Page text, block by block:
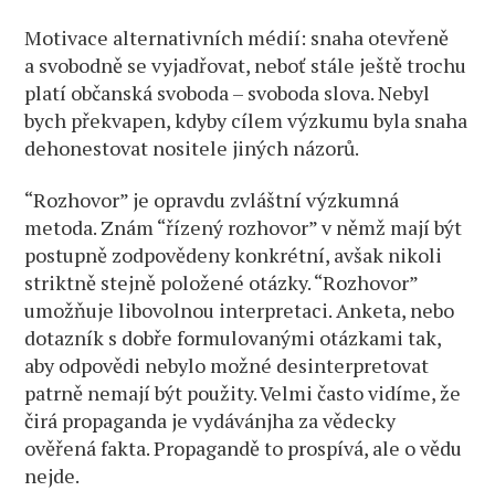
Motivace alternativních médií: snaha otevřeně
a svobodně se vyjadřovat, neboť stále ještě trochu
platí občanská svoboda – svoboda slova. Nebyl
bych překvapen, kdyby cílem výzkumu byla snaha
dehonestovat nositele jiných názorů.
“Rozhovor” je opravdu zvláštní výzkumná
metoda. Znám “řízený rozhovor” v němž mají být
postupně zodpovědeny konkrétní, avšak nikoli
striktně stejně položené otázky. “Rozhovor”
umožňuje libovolnou interpretaci. Anketa, nebo
dotazník s dobře formulovanými otázkami tak,
aby odpovědi nebylo možné desinterpretovat
patrně nemají být použity. Velmi často vidíme, že
čirá propaganda je vydávánjha za vědecky
ověřená fakta. Propagandě to prospívá, ale o vědu
nejde.